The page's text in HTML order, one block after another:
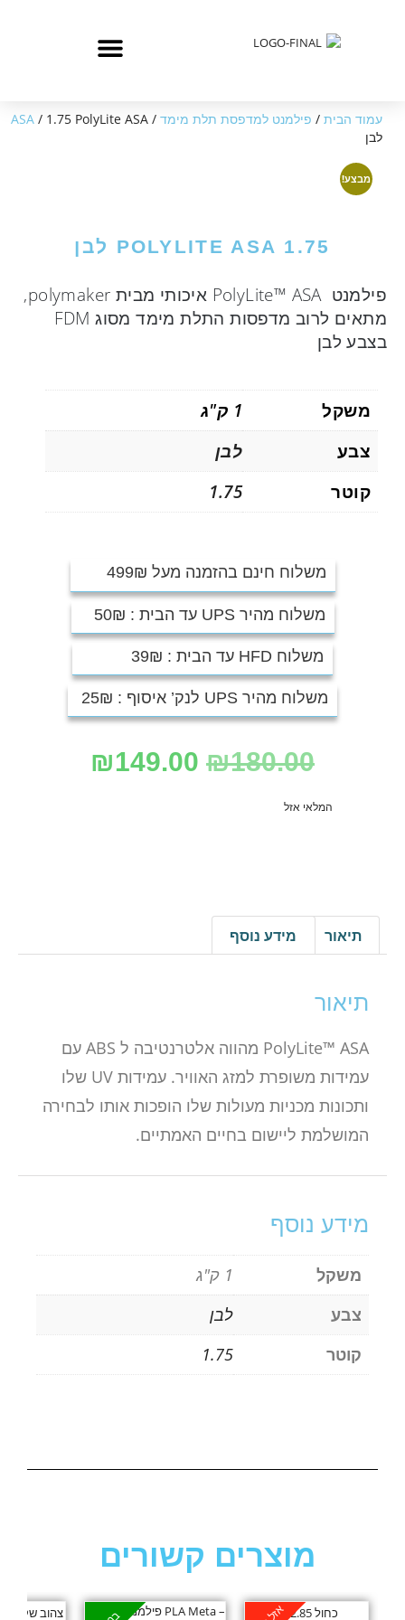
עמוד הבית / פילמנט למדפסת תלת מימד /
ASA / 1.75 PolyLite ASA
לבן
מבצע!
1.75 POLYLITE ASA לבן
פילמנט PolyLite™ ASA איכותי מבית polymaker,
מתאים לרוב מדפסות התלת מימד מסוג FDM
בצבע לבן
משקל
1 ק"ג
צבע
לבן
קוטר
1.75
משלוח חינם בהזמנה מעל 499₪
משלוח מהיר UPS עד הבית : 50₪
משלוח HFD עד הבית : 39₪
משלוח מהיר UPS לנק’ איסוף : 25₪
₪180.00
₪149.00
המלאי אזל
תיאור מידע נוסף
תיאור
PolyLite™ ASA מהווה אלטרנטיבה ל ABS עם
עמידות משופרת למזג האוויר. עמידות UV שלו
ותכונות מכניות מעולות שלו הופכות אותו לבחירה
המושלמת ליישום בחיים האמתיים.
מידע נוסף
משקל
1 ק"ג
צבע
לבן
קוטר
1.75
מוצרים קשורים